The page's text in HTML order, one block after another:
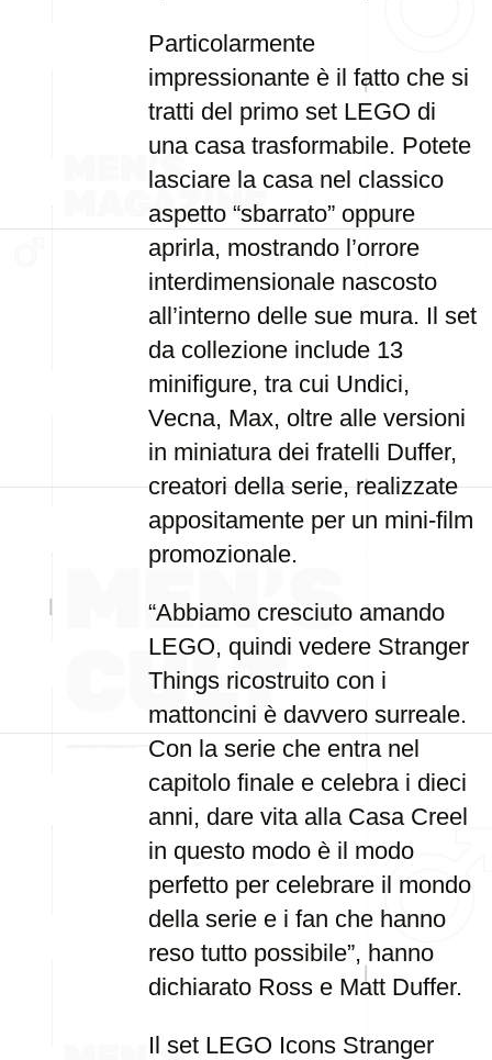
Particolarmente
impressionante è il fatto che si
tratti del primo set LEGO di
una casa trasformabile. Potete
lasciare la casa nel classico
aspetto “sbarrato” oppure
aprirla, mostrando l’orrore
interdimensionale nascosto
all’interno delle sue mura. Il set
da collezione include 13
minifigure, tra cui Undici,
Vecna, Max, oltre alle versioni
in miniatura dei fratelli Duffer,
creatori della serie, realizzate
appositamente per un mini-film
promozionale.
“Abbiamo cresciuto amando
LEGO, quindi vedere Stranger
Things ricostruito con i
mattoncini è davvero surreale.
Con la serie che entra nel
capitolo finale e celebra i dieci
anni, dare vita alla Casa Creel
in questo modo è il modo
perfetto per celebrare il mondo
della serie e i fan che hanno
reso tutto possibile”, hanno
dichiarato Ross e Matt Duffer.
Il set LEGO Icons Stranger